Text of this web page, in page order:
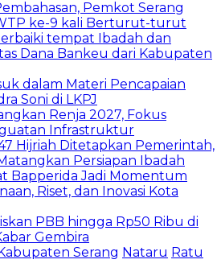
Pemkot Serang
ke-9 kali Berturut-turut
tempat Ibadah dan
Dana Bankeu dari Kabupaten
dalam Materi Pencapaian
Soni di LKPJ
Renja 2027, Fokus
Infrastruktur
Hijriah Ditetapkan Pemerintah,
Persiapan Ibadah
Bapperida Jadi Momentum
Riset, dan Inovasi Kota
PBB hingga Rp50 Ribu di
Gembira
Serang Nataru Ratu